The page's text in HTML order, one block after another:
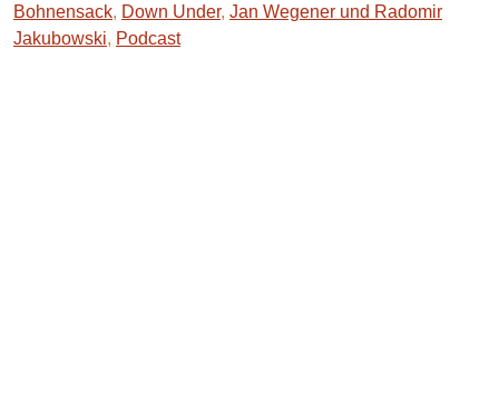
Bohnensack, Down Under, Jan Wegener und Radomir
Jakubowski, Podcast